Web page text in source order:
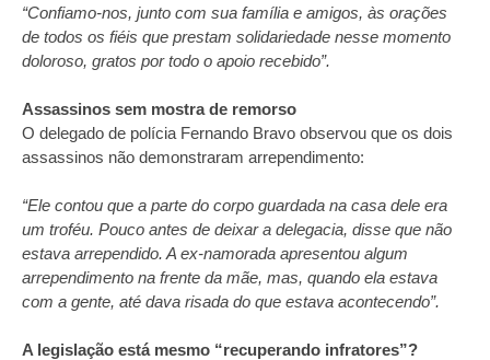
“Confiamo-nos, junto com sua família e amigos, às orações
de todos os fiéis que prestam solidariedade nesse momento
doloroso, gratos por todo o apoio recebido”.
Assassinos sem mostra de remorso
O delegado de polícia Fernando Bravo observou que os dois
assassinos não demonstraram arrependimento:
“Ele contou que a parte do corpo guardada na casa dele era
um troféu. Pouco antes de deixar a delegacia, disse que não
estava arrependido. A ex-namorada apresentou algum
arrependimento na frente da mãe, mas, quando ela estava
com a gente, até dava risada do que estava acontecendo”.
A legislação está mesmo “recuperando infratores”?